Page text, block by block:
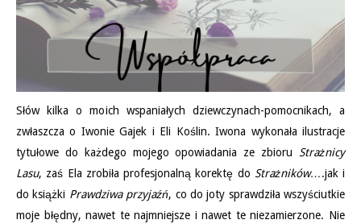
Słów kilka o moich wspaniałych dziewczynach-pomocnikach, a
zwłaszcza o Iwonie Gajek i Eli Koślin. Iwona wykonała ilustracje
tytułowe do każdego mojego opowiadania ze zbioru Strażnicy
Lasu, zaś Ela zrobiła profesjonalną korektę do Strażników….jak i
do książki Prawdziwa przyjaźń, co do joty sprawdziła wszyściutkie
moje błędny, nawet te najmniejsze i nawet te niezamierzone. Nie